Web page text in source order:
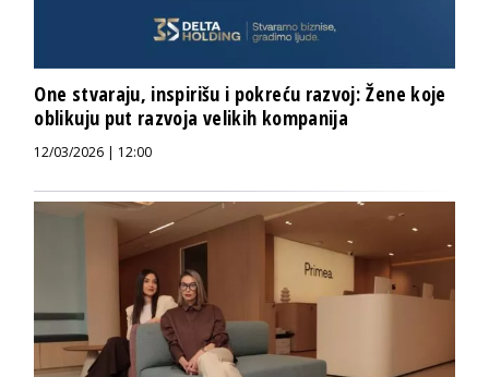
One stvaraju, inspirišu i pokreću razvoj: Žene koje
oblikuju put razvoja velikih kompanija
12/03/2026 | 12:00